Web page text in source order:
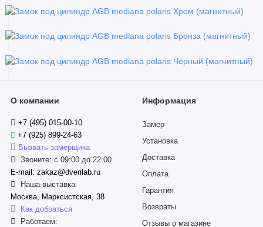
О компании
+7 (495) 015-00-10
+7 (925) 899-24-63
Вызвать замерщика
Звоните: с 09:00 до 22:00
E-mail: zakaz@dverilab.ru
Наша выставка:
Москва, Марксистская, 38
Как добраться
Работаем:
Информация
Замер
Установка
Доставка
Оплата
Гарантия
Возвраты
Отзывы о магазине